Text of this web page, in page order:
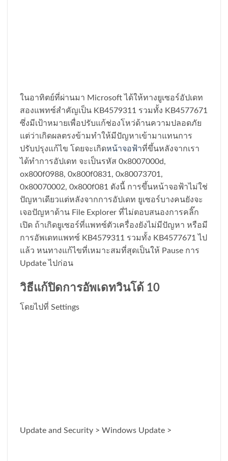
ในอาทิตย์ที่ผ่านมา Microsoft ได้ให้ทางยูเซอร์อัปเดท
สองแพทซ์สำคัญเป็น KB4579311 รวมทั้ง KB4577671
ซึ่งมีเป้าหมายเพื่อปรับแก้ช่องโหว่ด้านความปลอดภัย
แต่ว่าเกิดผลตรงข้ามทำให้มีปัญหาเข้ามาแทนการ
ปรับปรุงแก้ไข โดยจะเกิดหน้าจอฟ้าที่ขึ้นหลังจากเรา
ได้ทำการอัปเดท จะเป็นรหัส 0x8007000d,
ox800f0988, 0x800f0831, 0x80073701,
0x80070002, 0x800f081 ดังนี้ การขึ้นหน้าจอฟ้าไม่ใช่
ปัญหาเดียวแต่หลังจากการอัปเดท ยูเซอร์บางคนยังจะ
เจอปัญหาด้าน File Explorer ที่ไม่ตอบสนองการคลิ๊ก
เปิด ถ้าเกิดยูเซอร์ที่แพทซ์ตัวเครื่องยังไม่มีปัญหา หรือมี
การอัพเดทแพทซ์ KB4579311 รวมทั้ง KB4577671 ไป
แล้ว หนทางแก้ไขที่เหมาะสมที่สุดเป็นให้ Pause การ
Update ไปก่อน
วิธีแก้ปิดการอัพเดทวินโด้ 10
โดยไปที่ Settings
Update and Security > Windows Update >